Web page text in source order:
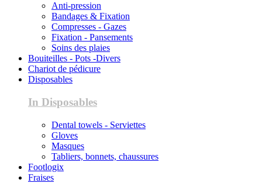
Anti-pression
Bandages & Fixation
Compresses - Gazes
Fixation - Pansements
Soins des plaies
Bouiteilles - Pots -Divers
Chariot de pédicure
Disposables
In Disposables
Dental towels - Serviettes
Gloves
Masques
Tabliers, bonnets, chaussures
Footlogix
Fraises